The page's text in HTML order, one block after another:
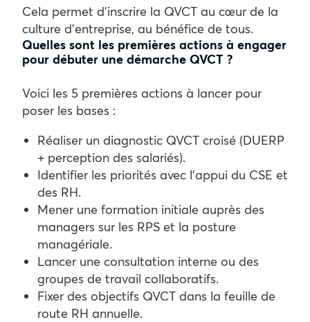
Cela permet d’inscrire la QVCT au cœur de la
culture d’entreprise, au bénéfice de tous.
Quelles sont les premières actions à engager
pour débuter une démarche QVCT ?
Voici les 5 premières actions à lancer pour
poser les bases :
Réaliser un diagnostic QVCT croisé (DUERP
+ perception des salariés).
Identifier les priorités avec l’appui du CSE et
des RH.
Mener une formation initiale auprès des
managers sur les RPS et la posture
managériale.
Lancer une consultation interne ou des
groupes de travail collaboratifs.
Fixer des objectifs QVCT dans la feuille de
route RH annuelle.